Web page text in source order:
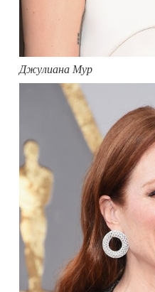
Джулиана Мур